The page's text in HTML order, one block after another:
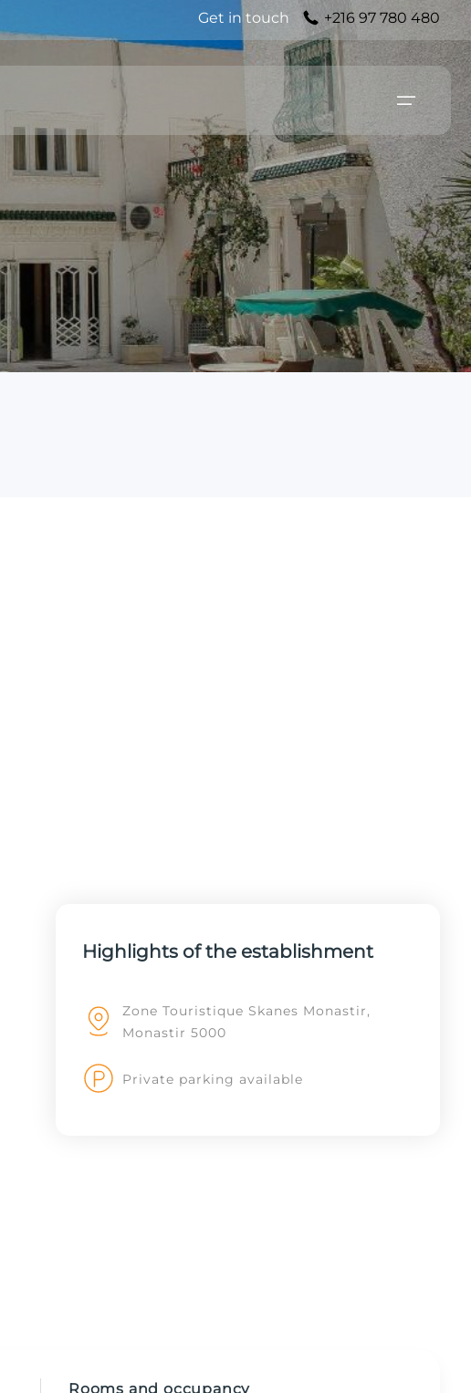
Get in touch +216 97 780 480
Highlights of the establishment
Zone Touristique Skanes Monastir,
Monastir 5000
Private parking available
Rooms and occupancy